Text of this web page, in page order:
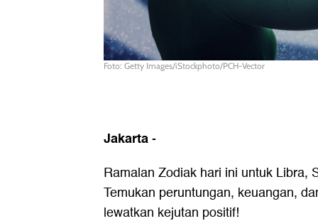
Foto: Getty Images/iStockphoto/PCH-Vector
Jakarta-
Ramalan Zodiak hari ini untuk Libra,
Temukan peruntungan, keuangan,
lewatkan kejutan positif!